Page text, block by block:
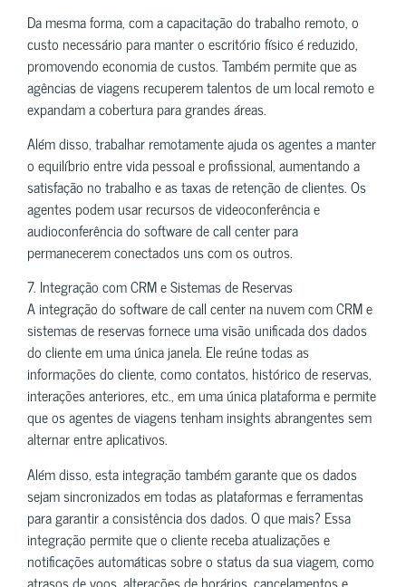
Da mesma forma, com a capacitação do trabalho remoto, o
custo necessário para manter o escritório físico é reduzido,
promovendo economia de custos. Também permite que as
agências de viagens recuperem talentos de um local remoto e
expandam a cobertura para grandes áreas.
Além disso, trabalhar remotamente ajuda os agentes a manter
o equilíbrio entre vida pessoal e profissional, aumentando a
satisfação no trabalho e as taxas de retenção de clientes. Os
agentes podem usar recursos de videoconferência e
audioconferência do software de call center para
permanecerem conectados uns com os outros.
7. Integração com CRM e Sistemas de Reservas
A integração do software de call center na nuvem com CRM e
sistemas de reservas fornece uma visão unificada dos dados
do cliente em uma única janela. Ele reúne todas as
informações do cliente, como contatos, histórico de reservas,
interações anteriores, etc., em uma única plataforma e permite
que os agentes de viagens tenham insights abrangentes sem
alternar entre aplicativos.
Além disso, esta integração também garante que os dados
sejam sincronizados em todas as plataformas e ferramentas
para garantir a consistência dos dados. O que mais? Essa
integração permite que o cliente receba atualizações e
notificações automáticas sobre o status da sua viagem, como
atrasos de voos, alterações de horários, cancelamentos e